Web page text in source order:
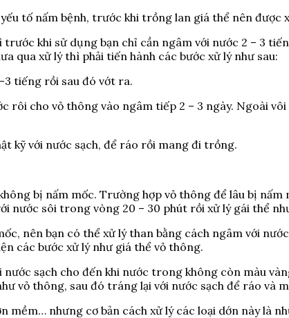
tố nấm bệnh, trước khi trồng lan giá thể nên được
khi sử dụng bạn chỉ cần ngâm với nước 2 – 3
qua xử lý thì phải tiến hành các bước xử lý như sau:
3 tiếng rồi sau đó vớt ra.
rôi cho vỏ thông vào ngâm tiếp 2 – 3 ngày. Ngoài
kỹ với nước sạch, để ráo rồi mang đi trồng.
bị nấm mốc. Trường hợp vỏ thông để lâu bị
nước sôi trong vòng 20 – 30 phút rồi xử lý gái thể
nên bạn có thể xử lý than bằng cách ngâm với
các bước xử lý như giá thể vỏ thông.
nước sạch cho đến khi nước trong không còn màu
vỏ thông, sau đó tráng lại với nước sạch để ráo và
nhưng cơ bản cách xử lý các loại dớn này là